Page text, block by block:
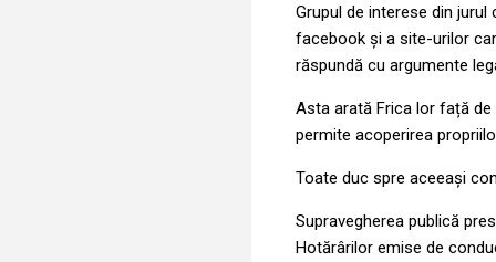
Grupul de interese din
facebook și a site-urilor
răspundă cu argumente
Asta arată Frica lor față
permite acoperirea
Toate duc spre aceeași
Supravegherea publică
Hotărârilor emise de